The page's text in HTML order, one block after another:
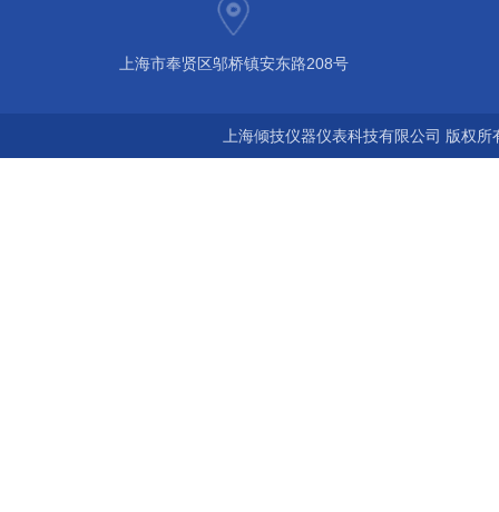
上海市奉贤区邬桥镇安东路208号
上海倾技仪器仪表科技有限公司 版权